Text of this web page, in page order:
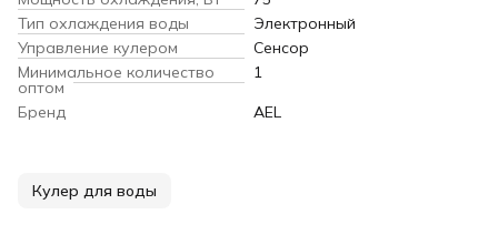
Тип охлаждения воды
Электронный
Управление кулером
Сенсор
Минимальное количество
оптом
1
Бренд
AEL
Кулер для воды